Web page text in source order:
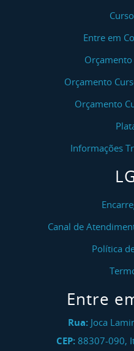
Entre em
Orçamento
Orçamento
Informações
Canal de
Política
Entre
Rua: Joca
CEP: 88307-090,